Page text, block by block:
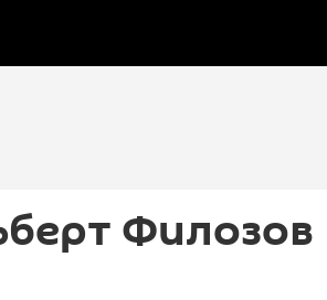
Филозов